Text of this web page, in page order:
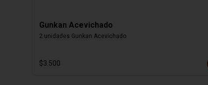
Gunkan Acevichado
2 unidades Gunkan Acevichado
$3.500